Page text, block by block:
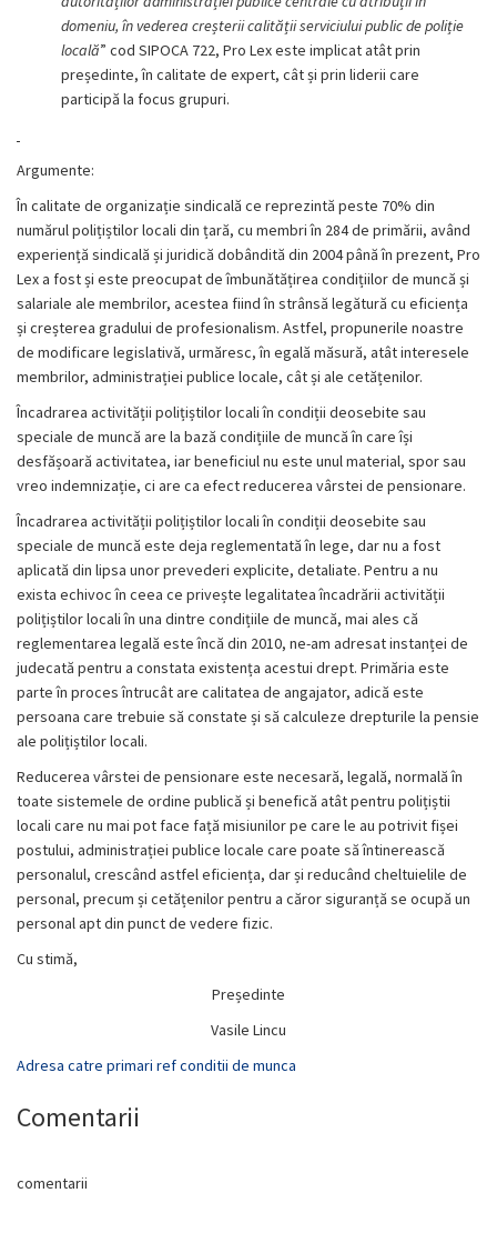
domeniu, în vederea creșterii calității serviciului public de poliție
locală” cod SIPOCA 722, Pro Lex este implicat atât prin
președinte, în calitate de expert, cât și prin liderii care
participă la focus grupuri.
Argumente:
În calitate de organizație sindicală ce reprezintă peste 70% din
numărul polițiștilor locali din țară, cu membri în 284 de primării, având
experiență sindicală și juridică dobândită din 2004 până în prezent, Pro
Lex a fost și este preocupat de îmbunătățirea condițiilor de muncă și
salariale ale membrilor, acestea fiind în strânsă legătură cu eficiența
și creșterea gradului de profesionalism. Astfel, propunerile noastre
de modificare legislativă, urmăresc, în egală măsură, atât interesele
membrilor, administrației publice locale, cât și ale cetățenilor.
Încadrarea activității polițiștilor locali în condiții deosebite sau
speciale de muncă are la bază condițiile de muncă în care își
desfășoară activitatea, iar beneficiul nu este unul material, spor sau
vreo indemnizație, ci are ca efect reducerea vârstei de pensionare.
Încadrarea activității polițiștilor locali în condiții deosebite sau
speciale de muncă este deja reglementată în lege, dar nu a fost
aplicată din lipsa unor prevederi explicite, detaliate. Pentru a nu
exista echivoc în ceea ce privește legalitatea încadrării activității
polițiștilor locali în una dintre condițiile de muncă, mai ales că
reglementarea legală este încă din 2010, ne-am adresat instanței de
judecată pentru a constata existența acestui drept. Primăria este
parte în proces întrucât are calitatea de angajator, adică este
persoana care trebuie să constate și să calculeze drepturile la pensie
ale polițiștilor locali.
Reducerea vârstei de pensionare este necesară, legală, normală în
toate sistemele de ordine publică și benefică atât pentru polițiștii
locali care nu mai pot face față misiunilor pe care le au potrivit fișei
postului, administrației publice locale care poate să întinerească
personalul, crescând astfel eficiența, dar și reducând cheltuielile de
personal, precum și cetățenilor pentru a căror siguranță se ocupă un
personal apt din punct de vedere fizic.
Cu stimă,
Președinte
Vasile Lincu
Adresa catre primari ref conditii de munca
Comentarii
comentarii